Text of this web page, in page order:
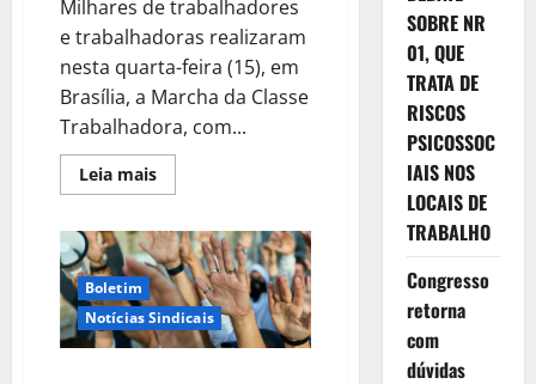
Milhares de trabalhadores
e trabalhadoras realizaram
nesta quarta-feira (15), em
Brasília, a Marcha da Classe
Trabalhadora, com...
Leia maisLeia
mais
da
construção
e
do
mobiliário
participam
da
Boletim
Notícias Sindicais
SOBRE NR
01, QUE
TRATA DE
RISCOS
PSICOSSOC
IAIS NOS
LOCAIS DE
TRABALHO
Congresso
retorna
com
dúvidas